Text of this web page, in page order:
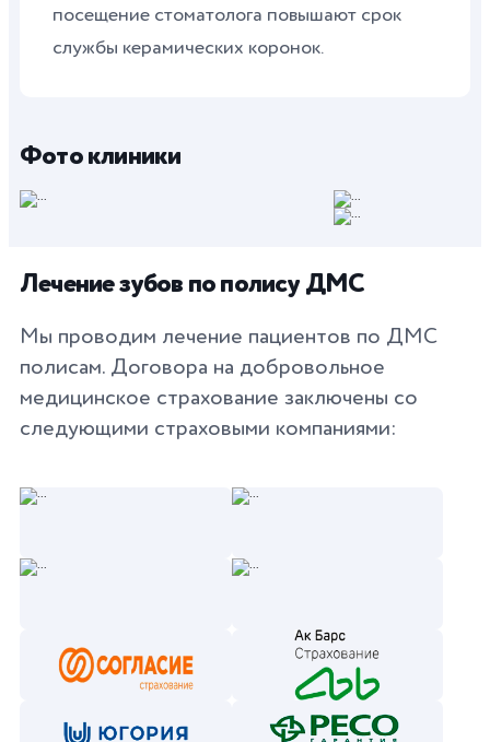
посещение стоматолога повышают срок
службы керамических коронок.
Фото клиники
Лечение зубов по полису ДМС
Мы проводим лечение пациентов по ДМС
полисам. Договора на добровольное
медицинское страхование заключены со
следующими страховыми компаниями: